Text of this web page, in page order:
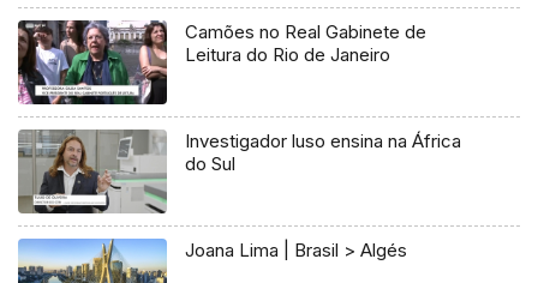
Camões no Real Gabinete de
Leitura do Rio de Janeiro
Investigador luso ensina na África
do Sul
Joana Lima | Brasil > Algés